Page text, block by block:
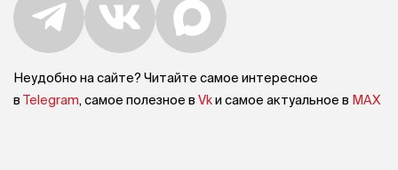
Неудобно на сайте? Читайте самое интересное
в Telegram, самое полезное в Vkи самое актуальное в MAX